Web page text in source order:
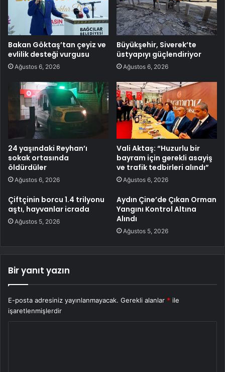
Bakan Göktaş’tan çeyiz ve
evlilik desteği vurgusu
Ağustos 6, 2026
Büyükşehir, Siverek’te
üstyapıyı güçlendiriyor
Ağustos 6, 2026
24 yaşındaki Reyhan’ı
sokak ortasında
öldürdüler
Ağustos 6, 2026
Vali Aktaş: “Huzurlu bir
bayram için gerekli asayiş
ve trafik tedbirleri alındı”
Ağustos 6, 2026
Çiftçinin borcu 1.4 trilyonu
aştı, hayvanlar icrada
Ağustos 5, 2026
Aydın Çine’de Çıkan Orman
Yangını Kontrol Altına
Alındı
Ağustos 5, 2026
Bir yanıt yazın
E-posta adresiniz yayınlanmayacak. Gerekli alanlar * ile
işaretlenmişlerdir